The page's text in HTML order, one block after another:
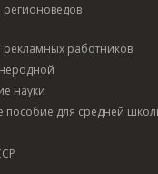
работников
науки
пособие для средней